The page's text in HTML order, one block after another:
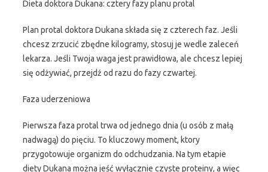
Dieta doktora Dukana: cztery fazy planu protal
Plan protal doktora Dukana składa się z czterech faz. Jeśli
chcesz zrzucić zbędne kilogramy, stosuj je wedle zaleceń
lekarza. Jeśli Twoja waga jest prawidłowa, ale chcesz lepiej
się odżywiać, przejdź od razu do fazy czwartej.
Faza uderzeniowa
Pierwsza faza protal trwa od jednego dnia (u osób z małą
nadwagą) do pięciu. To kluczowy moment, ktory
przygotowuje organizm do odchudzania. Na tym etapie
diety Dukana można jeść wyłącznie czyste proteiny, a więc